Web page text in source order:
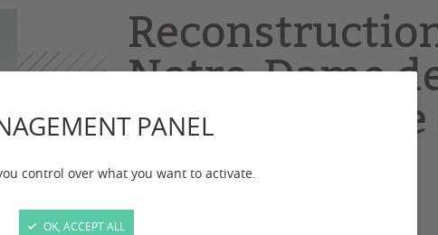
PANEL
control over what you want to activate.
OK, ACCEPT ALL
Notre-Dame
Paris - la place
scientifiques
bordelais